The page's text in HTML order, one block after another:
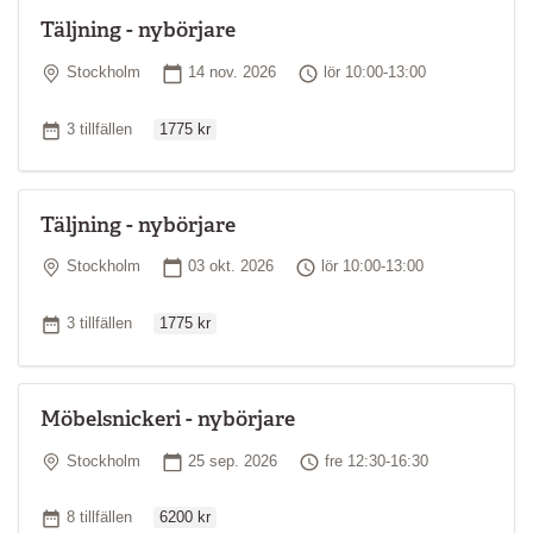
Täljning - nybörjare
Plats
Stockholm Startdatum
14 nov. 2026 Tid
lör 10:00-13:00
Antal tillfällen
3 tillfällen 1775 kr
Täljning - nybörjare
Plats
Stockholm Startdatum
03 okt. 2026 Tid
lör 10:00-13:00
Antal tillfällen
3 tillfällen 1775 kr
Möbelsnickeri - nybörjare
Plats
Stockholm Startdatum
25 sep. 2026 Tid
fre 12:30-16:30
Antal tillfällen
8 tillfällen 6200 kr